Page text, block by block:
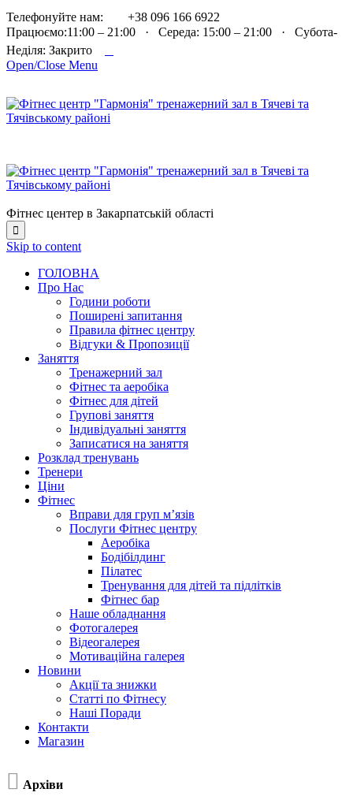
Телефонуйте нам:
+38 096 166 6922
Працюємо:11:00 – 21:00 · Середа: 15:00 – 21:00 · Субота-
Неділя: Закрито
Open/Close Menu
Фітнес центер в Закарпатській області

Skip to content
ГОЛОВНА
Про Нас
Години роботи
Поширені запитання
Правила фітнес центру
Відгуки & Пропозиції
Заняття
Тренажерний зал
Фітнес та аеробіка
Фітнес для дітей
Групові заняття
Індивідуальні заняття
Записатися на заняття
Розклад тренувань
Тренери
Ціни
Фітнес
Вправи для груп м’язів
Послуги Фітнес центру
Аеробіка
Бодібілдинг
Пілатес
Тренування для дітей та підлітків
Фітнес бар
Наше обладнання
Фотогалерея
Відеогалерея
Мотиваційна галерея
Новини
Акції та знижки
Статті по Фітнесу
Наші Поради
Контакти
Магазин
 Архіви